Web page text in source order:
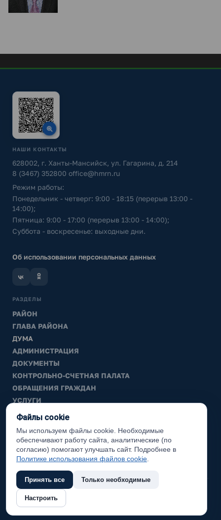
НАШИ КОНТАКТЫ
628002, г. Ханты-Мансийск, ул. Гагарина, д. 214
8 (3467) 352800 office@hmrn.ru
Режим работы:
Понедельник - четверг: 9:00 - 18:15 (перерыв 13:00 -
14:00);
Пятница: 9:00 - 17:00 (перерыв 13:00 - 14:00);
Суббота - воскресенье: выходные дни.
Об использовании персональных данных
РАЗДЕЛЫ
РАЙОН
ГЛАВА РАЙОНА
ДУМА
АДМИНИСТРАЦИЯ
ДОКУМЕНТЫ
КОНТРОЛЬНО-СЧЕТНАЯ ПАЛАТА
ОБРАЩЕНИЯ ГРАЖДАН
УСЛУГИ
ТИК
ИНФОРМАЦИЯ
Законодательная карта
Карта сайта
(с) 2017 Ханты-Мансийский район, официальный сайт
администрации
Файлы cookie
Мы используем файлы cookie. Необходимые
обеспечивают работу сайта, аналитические (по
согласию) помогают улучшать сайт. Подробнее в
Политике использования файлов cookie
Принять все Только необходимые
Настроить